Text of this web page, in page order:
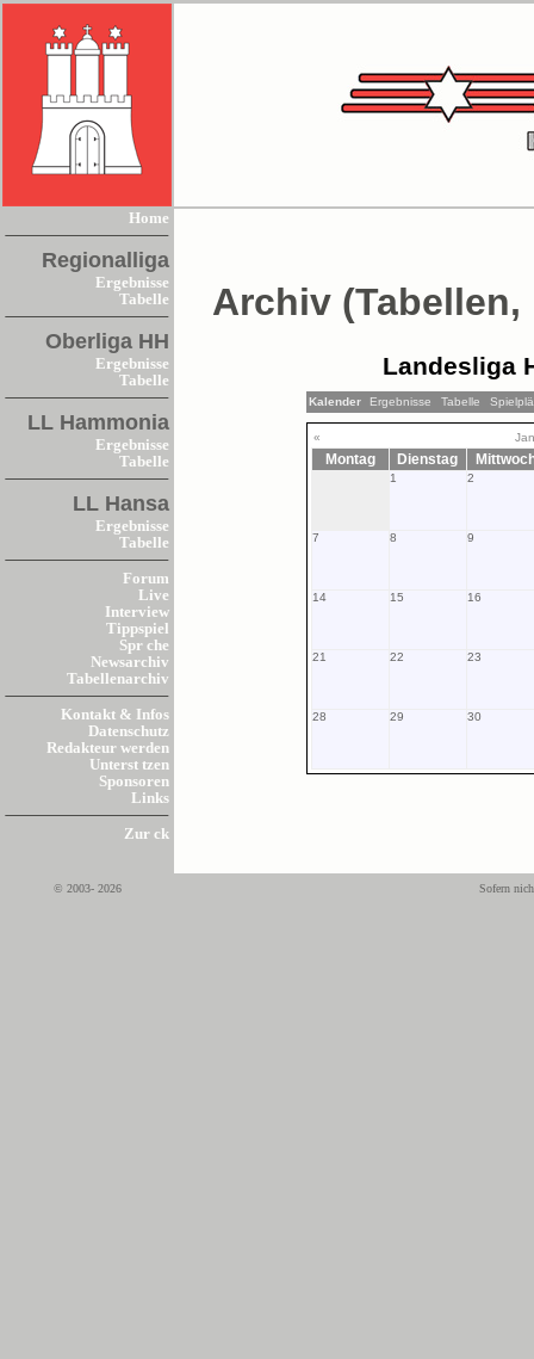
Home
Regionalliga
Ergebnisse
Tabelle
Oberliga HH
Ergebnisse
Tabelle
LL Hammonia
Ergebnisse
Tabelle
LL Hansa
Ergebnisse
Tabelle
Forum
Live
Interview
Tippspiel
Spr che
Newsarchiv
Tabellenarchiv
Kontakt & Infos
Datenschutz
Redakteur werden
Unterst tzen
Sponsoren
Links
Zur ck
Archiv
Landesliga
Kalender Ergebnisse Tabelle
«
Montag Dienstag
1 2
7 8 9
14 15 16
21 22 23
28 29 30
© 2003- 2026 Sofern